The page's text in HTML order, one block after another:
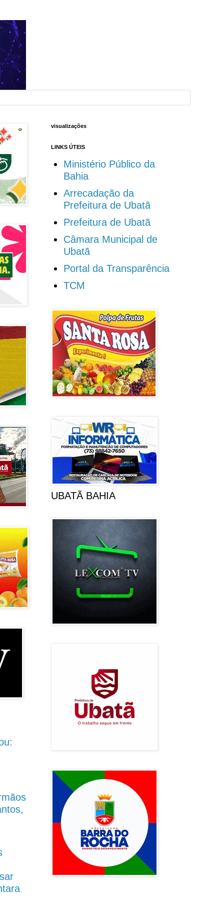
visualizações
LINKS ÚTEIS
Ministério Público da
Bahia
Arrecadação da
Prefeitura de Ubatã
Prefeitura de Ubatã
Câmara Municipal de
Ubatã
Portal da Transparência
TCM
UBATÃ BAHIA